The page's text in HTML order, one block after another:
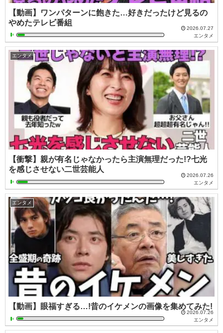
【動画】ワンパターンに飽きた…好きだったけど見るの
やめたテレビ番組
2026.07.27
エンタメ
エンタメ
【衝撃】親が有名じゃなかったら主演無理だった!?七光
を感じさせない二世芸能人
2026.07.26
エンタメ
エンタメ
【動画】眼福すぎる…!昔のイケメンの画像を集めてみた!
2026.07.26
エンタメ